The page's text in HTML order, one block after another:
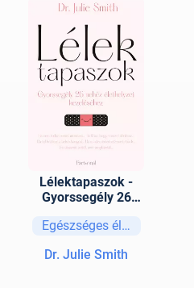
Lélektapaszok -
Gyorssegély 26
kezeléséhez
Egészséges életmód
Dr. Julie Smith